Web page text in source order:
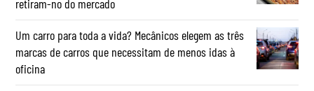
retiram-no do mercado
Um carro para toda a vida? Mecânicos elegem as três
marcas de carros que necessitam de menos idas à
oficina